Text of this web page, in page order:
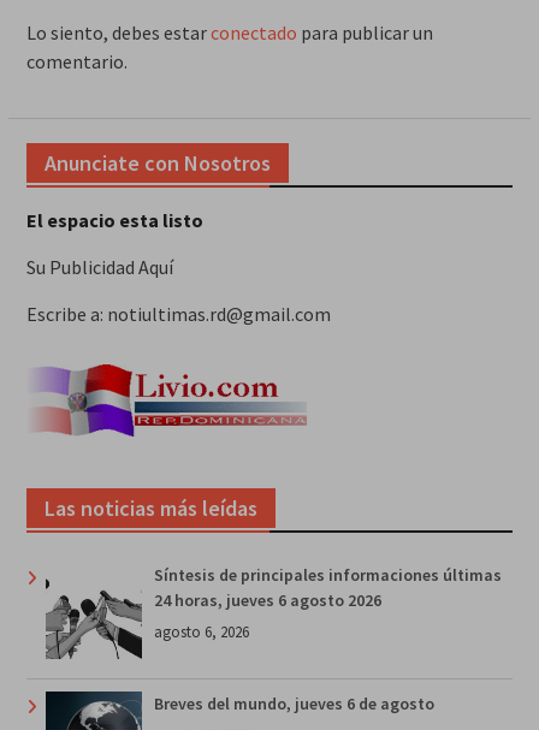
Lo siento, debes estarconectado para publicar un
comentario.
Anunciate con Nosotros
El espacio esta listo
Su Publicidad Aquí
Escribe a: notiultimas.rd@gmail.com
Las noticias más leídas
Síntesis de principales informaciones últimas
24 horas, jueves 6 agosto 2026
agosto 6, 2026
Breves del mundo, jueves 6 de agosto